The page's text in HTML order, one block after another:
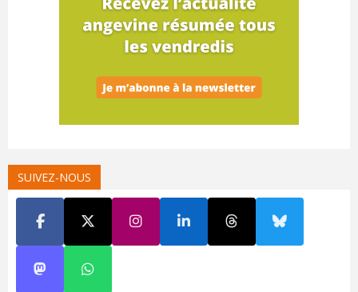
SUIVEZ-NOUS